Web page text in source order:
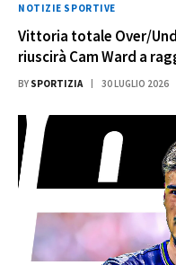
NOTIZIE SPORTIVE
Vittoria totale Over/
riuscirà Cam Ward a
BY SPORTIZIA 30 LUGLIO 2026